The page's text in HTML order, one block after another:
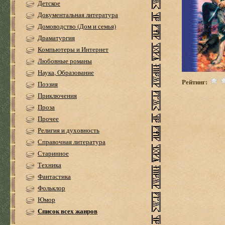
Детское
Документальная литература
Домоводство (Дом и семья)
Драматургия
Компьютеры и Интернет
Любовные романы
Наука, Образование
Поэзия
Приключения
Проза
Прочее
Религия и духовность
Справочная литература
Старинное
Техника
Фантастика
Фольклор
Юмор
Список всех жанров
Рейтинг: